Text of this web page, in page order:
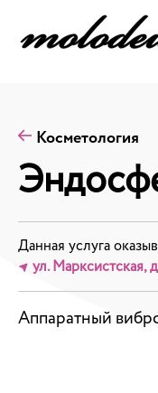
Косметология
Данная услуга
ул. Марксистская,
Аппаратный